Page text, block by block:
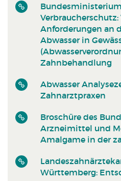
Anforderungen an
Abwasser in
Zahnbehandlung
Abwasser
Zahnarztpraxen
Broschüre des
Arzneimittel und
Amalgame in der
Württemberg: